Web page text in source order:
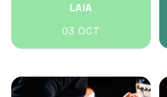
LAIA
03 OCT